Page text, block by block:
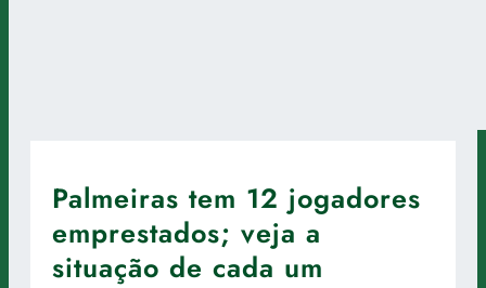
Palmeiras tem 12 jogadores
emprestados; veja a
situação de cada um